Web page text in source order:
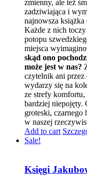
zmienny, ale też
zadziwiająca i
najnowsza
Każde z nich
potopu
miejsca
skąd ono
może jest w nas?
czytelnik ani
wydarzy się na
ze strefy komfortu,
bardziej niepojęty.
groteski, czarnego
w naszej
Add to cart
Sale!
Księgi